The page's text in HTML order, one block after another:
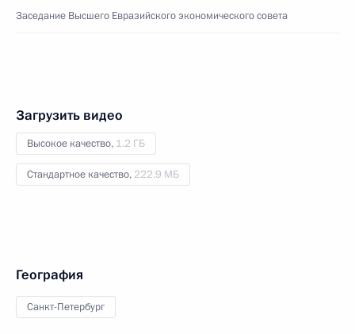
Заседание Высшего Евразийского экономического совета
Загрузить видео
Высокое качество, 1.2 ГБ
Стандартное качество, 222.9 МБ
География
Санкт-Петербург